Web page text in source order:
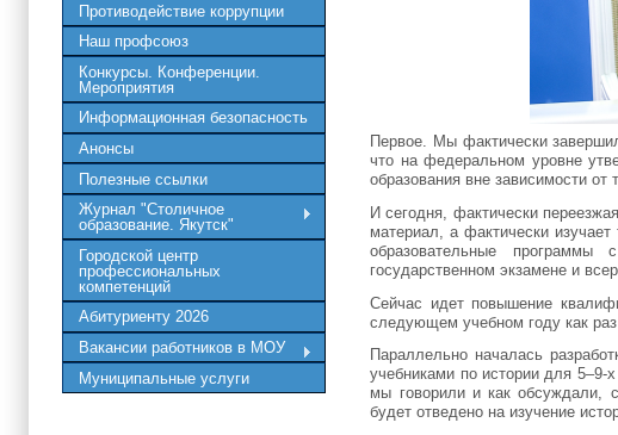
Противодействие коррупции
Наш профсоюз
Конкурсы. Конференции.
Мероприятия
Информационная безопасность
Анонсы
Полезные ссылки
Журнал "Столичное
образование. Якутск"
Городской центр
профессиональных
компетенций
Абитуриенту 2026
Вакансии работников в МОУ
Муниципальные услуги
Первое. Мы фактически
что на федеральном уровне
образования вне зависимости от
И сегодня, фактически
материал, а фактически
образовательные
государственном экзамене и
Сейчас идет повышение
следующем учебном году как
Параллельно началась
учебниками по истории для 5–9-
мы говорили и как обсуждали,
будет отведено на изучение